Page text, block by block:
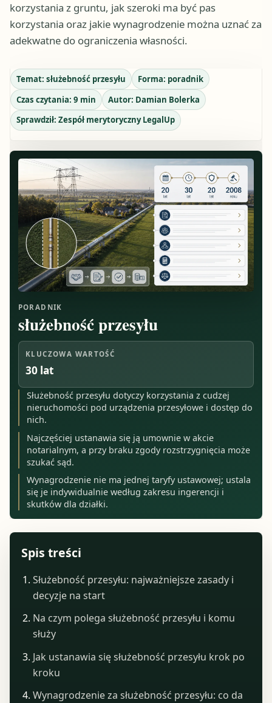
korzystania z gruntu, jak szeroki ma być pas
korzystania oraz jakie wynagrodzenie można uznać za
adekwatne do ograniczenia własności.
Temat: służebność przesyłu Forma: poradnik
Czas czytania: 9 min Autor: Damian Bolerka
Sprawdził: Zespół merytoryczny LegalUp
PORADNIK
służebność przesyłu
KLUCZOWA WARTOŚĆ
30 lat
Służebność przesyłu dotyczy korzystania z cudzej
nieruchomości pod urządzenia przesyłowe i dostęp do
nich.
Najczęściej ustanawia się ją umownie w akcie
notarialnym, a przy braku zgody rozstrzygnięcia może
szukać sąd.
Wynagrodzenie nie ma jednej taryfy ustawowej; ustala
się je indywidualnie według zakresu ingerencji i
skutków dla działki.
Spis treści
Służebność przesyłu: najważniejsze zasady i
decyzje na start
Na czym polega służebność przesyłu i komu
służy
Jak ustanawia się służebność przesyłu krok po
kroku
Wynagrodzenie za służebność przesyłu: co da